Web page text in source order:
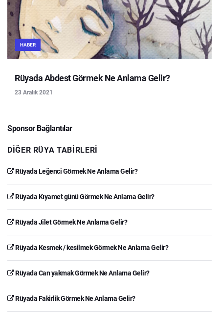
HABER
Rüyada Abdest Görmek Ne Anlama Gelir?
23 Aralık 2021
Sponsor Bağlantılar
DIĞER RÜYA TABIRLERI
Rüyada Leğenci Görmek Ne Anlama Gelir?
Rüyada Kıyamet günü Görmek Ne Anlama Gelir?
Rüyada Jilet Görmek Ne Anlama Gelir?
Rüyada Kesmek / kesilmek Görmek Ne Anlama Gelir?
Rüyada Can yakmak Görmek Ne Anlama Gelir?
Rüyada Fakirlik Görmek Ne Anlama Gelir?